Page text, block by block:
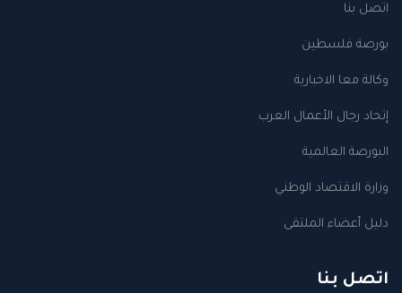
اتصل بنا
بورصة فلسطين
وكالة معا الاخبارية
إتحاد رجال الأعمال العرب
البورصة العالمية
وزارة الاقتصاد الوطني
دليل أعضاء الملتقى
اتصل بنا